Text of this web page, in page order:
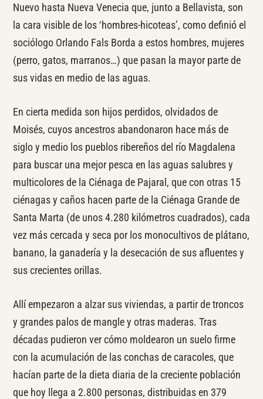
Nuevo hasta Nueva Venecia que, junto a Bellavista, son
la cara visible de los ‘hombres-hicoteas’, como definió el
sociólogo Orlando Fals Borda a estos hombres, mujeres
(perro, gatos, marranos…) que pasan la mayor parte de
sus vidas en medio de las aguas.
En cierta medida son hijos perdidos, olvidados de
Moisés, cuyos ancestros abandonaron hace más de
siglo y medio los pueblos ribereños del río Magdalena
para buscar una mejor pesca en las aguas salubres y
multicolores de la Ciénaga de Pajaral, que con otras 15
ciénagas y caños hacen parte de la Ciénaga Grande de
Santa Marta (de unos 4.280 kilómetros cuadrados), cada
vez más cercada y seca por los monocultivos de plátano,
banano, la ganadería y la desecación de sus afluentes y
sus crecientes orillas.
Allí empezaron a alzar sus viviendas, a partir de troncos
y grandes palos de mangle y otras maderas. Tras
décadas pudieron ver cómo moldearon un suelo firme
con la acumulación de las conchas de caracoles, que
hacían parte de la dieta diaria de la creciente población
que hoy llega a 2.800 personas, distribuidas en 379